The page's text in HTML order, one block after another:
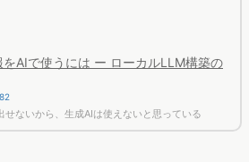
ないから、生成AIは使えないと思っている